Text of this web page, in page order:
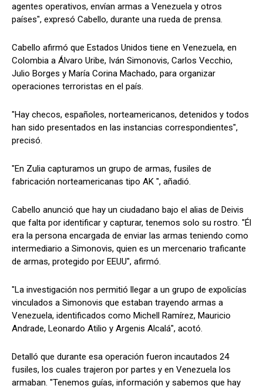
agentes operativos, envían armas a Venezuela y otros
países", expresó Cabello, durante una rueda de prensa.
Cabello afirmó que Estados Unidos tiene en Venezuela, en
Colombia a Álvaro Uribe, Iván Simonovis, Carlos Vecchio,
Julio Borges y María Corina Machado, para organizar
operaciones terroristas en el país.
"Hay checos, españoles, norteamericanos, detenidos y todos
han sido presentados en las instancias correspondientes",
precisó.
"En Zulia capturamos un grupo de armas, fusiles de
fabricación norteamericanas tipo AK ", añadió.
Cabello anunció que hay un ciudadano bajo el alias de Deivis
que falta por identificar y capturar, tenemos solo su rostro. "Él
era la persona encargada de enviar las armas teniendo como
intermediario a Simonovis, quien es un mercenario traficante
de armas, protegido por EEUU", afirmó.
"La investigación nos permitió llegar a un grupo de expolicías
vinculados a Simonovis que estaban trayendo armas a
Venezuela, identificados como Michell Ramírez, Mauricio
Andrade, Leonardo Atilio y Argenis Alcalá", acotó.
Detalló que durante esa operación fueron incautados 24
fusiles, los cuales trajeron por partes y en Venezuela los
armaban. "Tenemos guías, información y sabemos que hay